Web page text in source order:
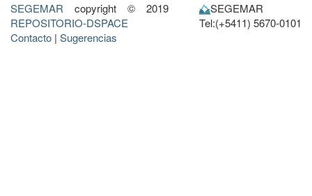
SEGEMAR copyright © 2019
REPOSITORIO-DSPACE
Contacto | Sugerencias
SEGEMAR
Tel:(+5411) 5670-0101